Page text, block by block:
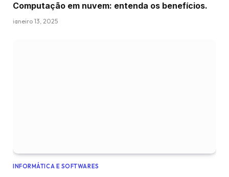
Computação em nuvem: entenda os benefícios.
janeiro 13, 2025
INFORMÁTICA E SOFTWARES